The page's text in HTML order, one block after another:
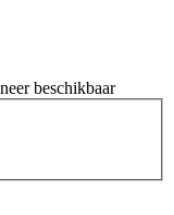
beschikbaar